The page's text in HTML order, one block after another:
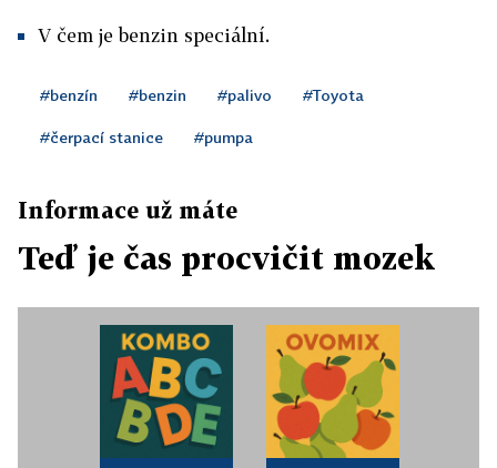
V čem je benzin speciální.
#benzín #benzin #palivo #Toyota
#čerpací stanice #pumpa
Informace už máte
Teď je čas procvičit mozek